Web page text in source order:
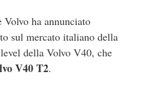
Volvo ha annunciato
sul mercato italiano della
della Volvo V40, che
V40 T2.